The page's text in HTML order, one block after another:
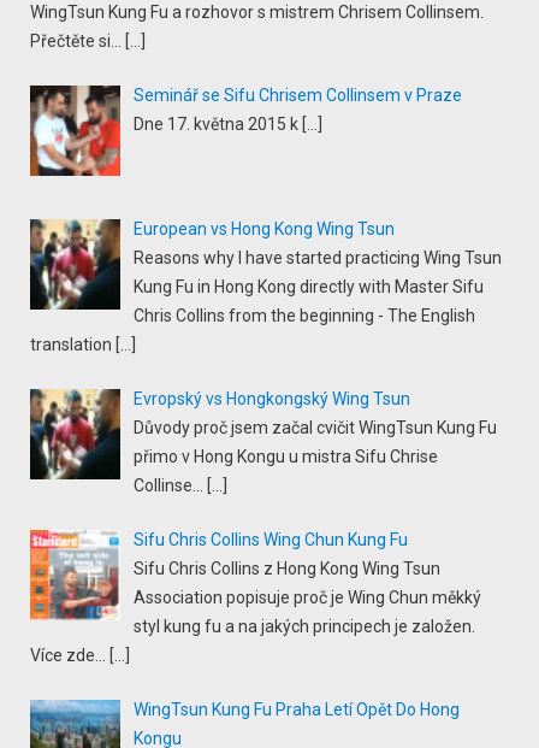
WingTsun Kung Fu a rozhovor s mistrem Chrisem Collinsem.
Přečtěte si...
Seminář se Sifu Chrisem Collinsem v Praze
Dne 17. května 2015 k
European vs Hong Kong Wing Tsun
Reasons why I have started practicing Wing Tsun
Kung Fu in Hong Kong directly with Master Sifu
Chris Collins from the beginning - The English
translation
Evropský vs Hongkongský Wing Tsun
Důvody proč jsem začal cvičit WingTsun Kung Fu
přimo v Hong Kongu u mistra Sifu Chrise
Collinse...
Sifu Chris Collins Wing Chun Kung Fu
Sifu Chris Collins z Hong Kong Wing Tsun
Association popisuje proč je Wing Chun měkký
styl kung fu a na jakých principech je založen.
Více zde...
WingTsun Kung Fu Praha Letí Opět Do Hong
Kongu